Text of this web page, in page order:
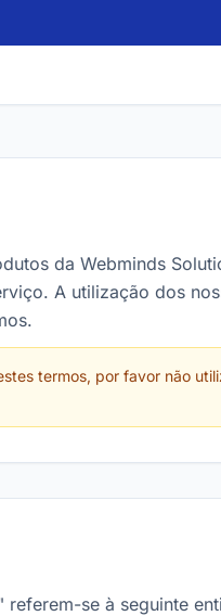
da Webminds
A utilização dos
termos, por favor não
se à seguinte